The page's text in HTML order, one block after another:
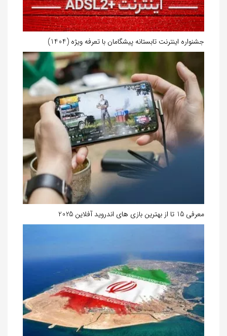
جشنواره اینترنت تابستانه پیشگامان با تعرفه ویژه (1404)
معرفی 15 تا از بهترین بازی های اندروید آفلاین 2025